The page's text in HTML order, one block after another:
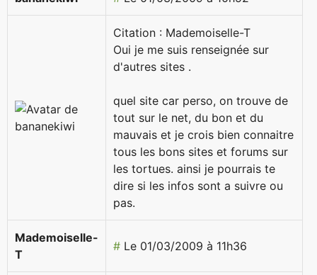
Citation : Mademoiselle-T
Oui je me suis renseignée sur
d'autres sites .
quel site car perso, on trouve de
tout sur le net, du bon et du
mauvais et je crois bien connaitre
tous les bons sites et forums sur
les tortues. ainsi je pourrais te
dire si les infos sont a suivre ou
pas.
Mademoiselle-
T
# Le 01/03/2009 à 11h36